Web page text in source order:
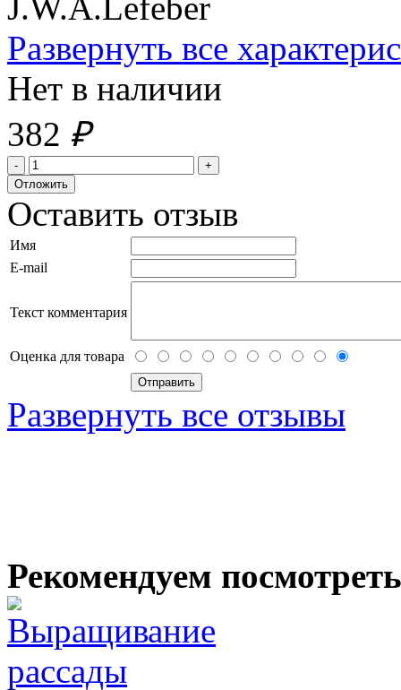
Развернуть все
Нет в наличии
382 ₽
Оставить отзыв
Имя
E-mail
Текст комментария
Оценка для товара
Развернуть все отзывы
Рекомендуем посмотреть